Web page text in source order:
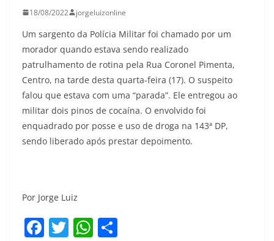
18/08/2022 jorgeluizonline
Um sargento da Polícia Militar foi chamado por um
morador quando estava sendo realizado
patrulhamento de rotina pela Rua Coronel Pimenta,
Centro, na tarde desta quarta-feira (17). O suspeito
falou que estava com uma “parada”. Ele entregou ao
militar dois pinos de cocaína. O envolvido foi
enquadrado por posse e uso de droga na 143ª DP,
sendo liberado após prestar depoimento.
Por Jorge Luiz
F T W